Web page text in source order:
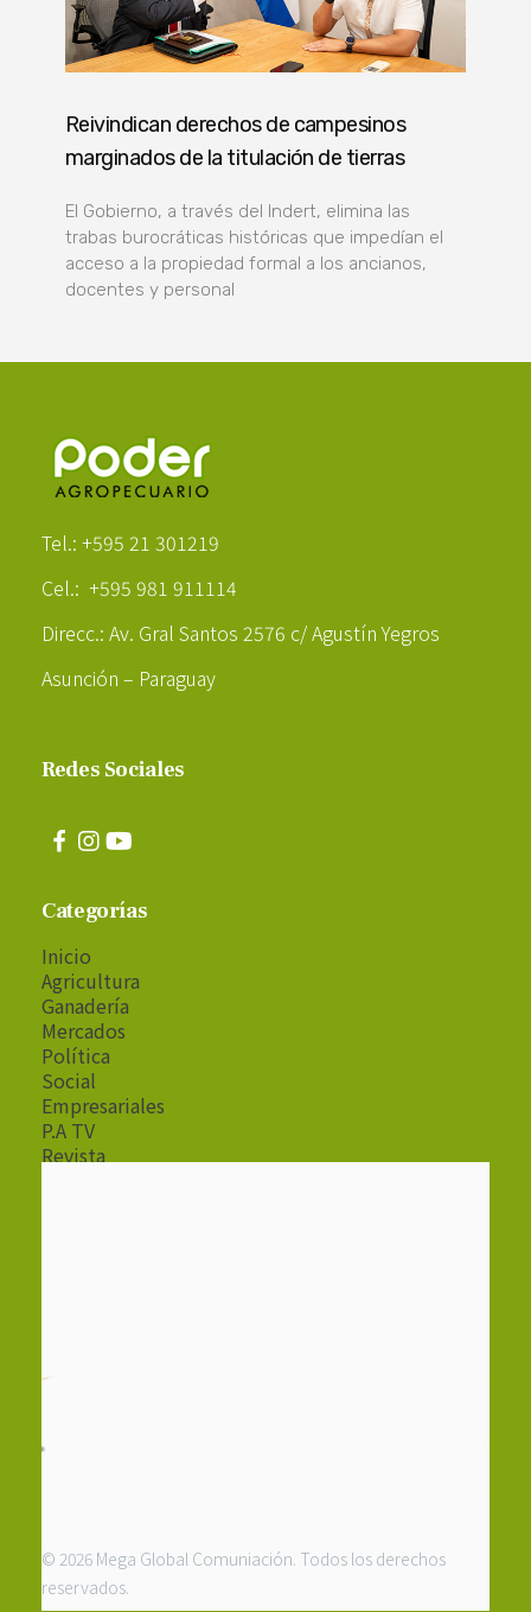
Reivindican derechos de campesinos
marginados de la titulación de tierras
El Gobierno, a través del Indert, elimina las
trabas burocráticas históricas que impedían el
acceso a la propiedad formal a los ancianos,
docentes y personal
Tel.: +595 21 301219
Cel.: +595 981 911114
Direcc.: Av. Gral Santos 2576 c/ Agustín Yegros
Asunción – Paraguay
Redes Sociales
Categorías
Inicio
Agricultura
Ganadería
Mercados
Política
Social
Empresariales
P.A TV
Revista
© 2026 Mega Global Comuniación. Todos los derechos
reservados.